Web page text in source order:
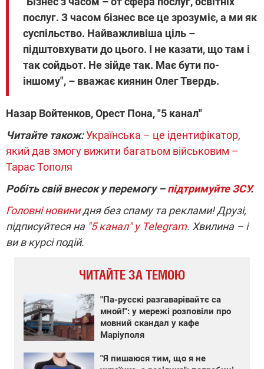
послуг. З часом бізнес все це зрозуміє, а ми як
суспільство. Найважливіша ціль –
підштовхувати до цього. І не казати, що там і
так сойдьот. Не зійде так. Має бути по-
іншому", – вважає киянин Олег Твердь.
Назар Войтенков, Орест Пона, "5 канал"
Читайте також:Українська – це ідентифікатор,
який дав змогу вижити багатьом військовим –
Тарас Тополя
Робіть свій внесок у перемогу –підтримуйте ЗСУ.
Головні новинидня без спаму та реклами! Друзі,
підписуйтеся на "5 канал" у Telegram. Хвилина – і
ви в курсі подій.
ЧИТАЙТЕ ЗА ТЕМОЮ
"Па-русскі разгаварівайтє са
мной!": у мережі розповіли про
мовний скандал у кафе
Маріуполя
"Я пишаюся тим, що я не